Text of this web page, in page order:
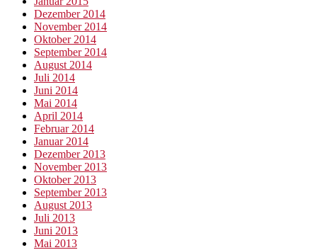
Dezember 2014
November 2014
Oktober 2014
September 2014
August 2014
Juli 2014
Juni 2014
Mai 2014
April 2014
Februar 2014
Januar 2014
Dezember 2013
November 2013
Oktober 2013
September 2013
August 2013
Juli 2013
Juni 2013
Mai 2013